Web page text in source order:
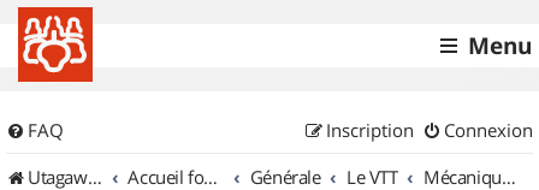
Menu
FAQ Connexion
Inscription
UtagawaVTT (Randos VTT et VTTAE avec traces GPS)
Accueil forum Générale Le VTT Mécanique et Entretiens